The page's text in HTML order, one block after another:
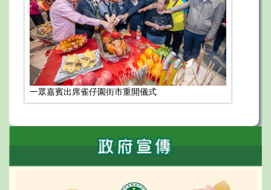
一眾嘉賓出席雀仔園街市重開儀式